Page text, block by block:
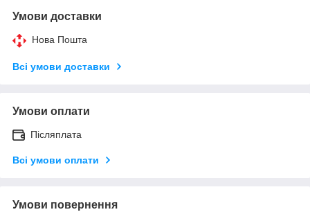
Умови доставки
Нова Пошта
Всі умови доставки
Умови оплати
Післяплата
Всі умови оплати
Умови повернення